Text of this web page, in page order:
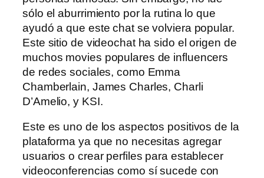
sólo el aburrimiento por la rutina lo que
ayudó a que este chat se volviera popular.
Este sitio de videochat ha sido el origen de
muchos movies populares de influencers
de redes sociales, como Emma
Chamberlain, James Charles, Charli
D’Amelio, y KSI.
Este es uno de los aspectos positivos de la
plataforma ya que no necesitas agregar
usuarios o crear perfiles para establecer
videoconferencias como sí sucede con